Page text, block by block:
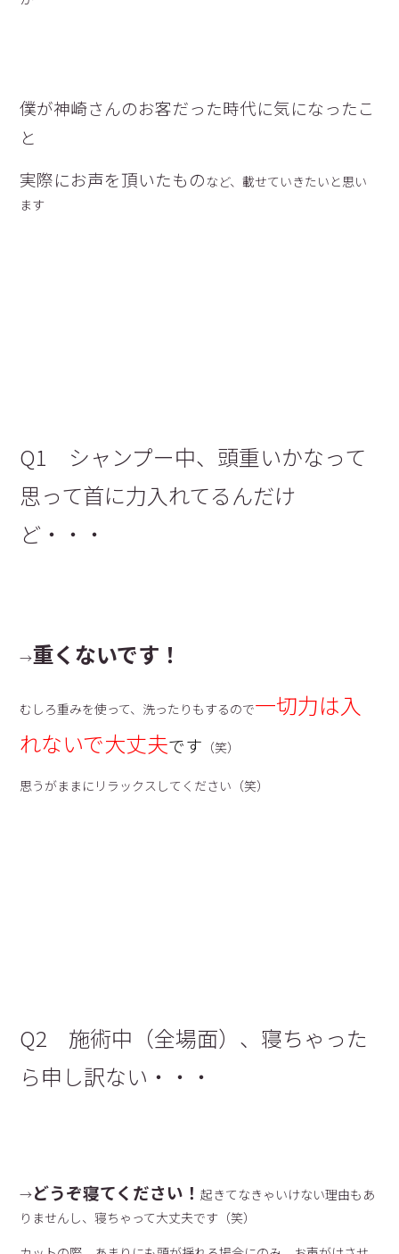
僕が神崎さんのお客だった時代に気になったこ
と
実際にお声を頂いたものなど、載せていきたいと思い
ます
Q1 シャンプー中、頭重いかなって
思って首に力入れてるんだけ
ど・・・
→重くないです！
むしろ重みを使って、洗ったりもするので一切力は入
れないで大丈夫です （笑）
思うがままにリラックスしてください（笑）
Q2 施術中（全場面）、寝ちゃった
ら申し訳ない・・・
→どうぞ寝てください！起きてなきゃいけない理由もあ
りませんし、寝ちゃって大丈夫です（笑）